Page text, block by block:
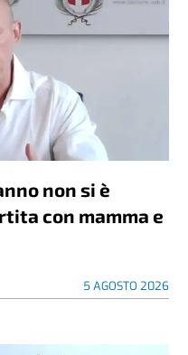
non si è
con mamma e
5 AGOSTO 2026